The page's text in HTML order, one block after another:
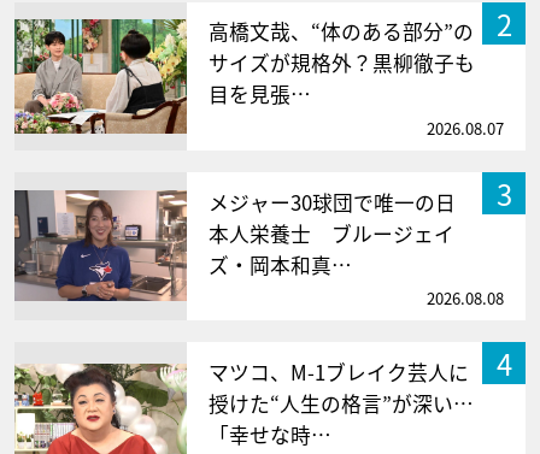
2
高橋文哉、“体のある部分”の
サイズが規格外？黒柳徹子も
目を見張…
2026.08.07
3
メジャー30球団で唯一の日
本人栄養士 ブルージェイ
ズ・岡本和真…
2026.08.08
4
マツコ、M-1ブレイク芸人に
授けた“人生の格言”が深い…
「幸せな時…